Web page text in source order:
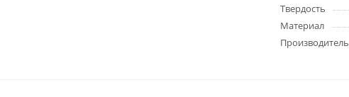
Твердость
Материал
Производитель